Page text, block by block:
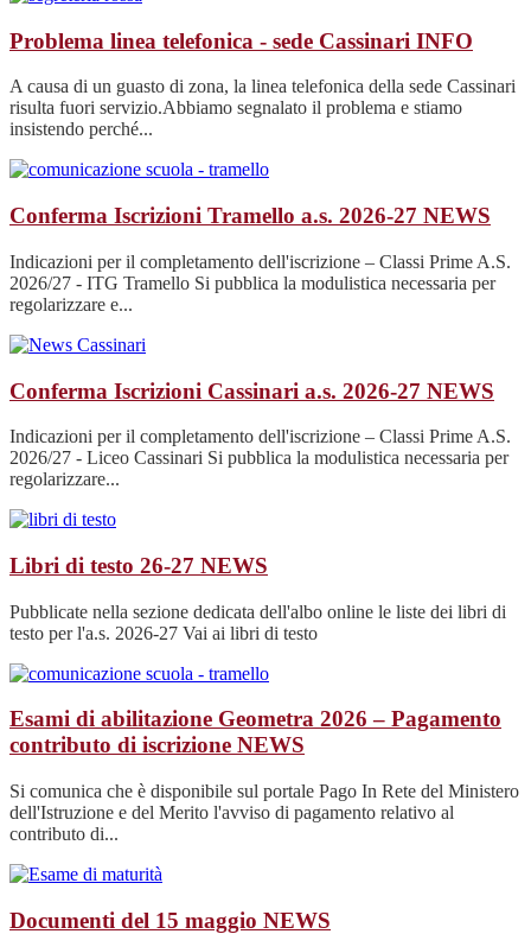
Problema linea telefonica - sede Cassinari INFO
A causa di un guasto di zona, la linea telefonica della sede Cassinari
risulta fuori servizio.Abbiamo segnalato il problema e stiamo
insistendo perché...
Conferma Iscrizioni Tramello a.s. 2026-27 NEWS
Indicazioni per il completamento dell'iscrizione – Classi Prime A.S.
2026/27 - ITG Tramello Si pubblica la modulistica necessaria per
regolarizzare e...
Conferma Iscrizioni Cassinari a.s. 2026-27 NEWS
Indicazioni per il completamento dell'iscrizione – Classi Prime A.S.
2026/27 - Liceo Cassinari Si pubblica la modulistica necessaria per
regolarizzare...
Libri di testo 26-27 NEWS
Pubblicate nella sezione dedicata dell'albo online le liste dei libri di
testo per l'a.s. 2026-27 Vai ai libri di testo
Esami di abilitazione Geometra 2026 – Pagamento
contributo di iscrizione NEWS
Si comunica che è disponibile sul portale Pago In Rete del Ministero
dell'Istruzione e del Merito l'avviso di pagamento relativo al
contributo di...
Documenti del 15 maggio NEWS